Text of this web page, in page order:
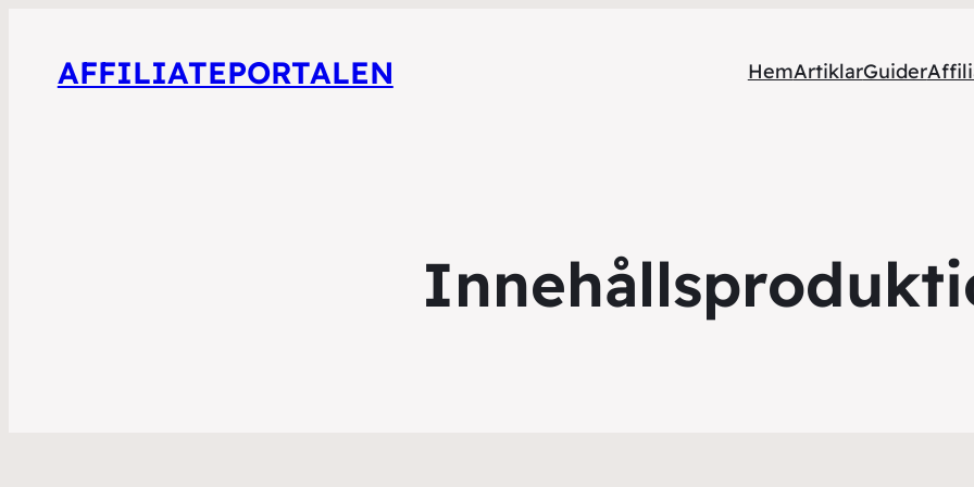
AFFILIATEPORTALEN HemArtiklarGuider